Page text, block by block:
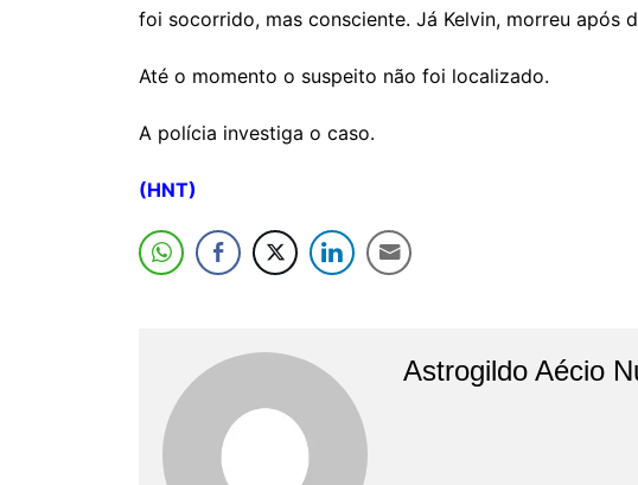
foi socorrido, mas consciente. Já Kelvin, morreu após
Até o momento o suspeito não foi localizado.
A polícia investiga o caso.
(HNT)
Astrogildo Aécio